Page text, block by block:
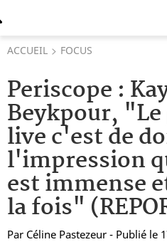
ACCUEIL FOCUS
Periscope :
Beykpour,
live c'est de
l'impression
est immense
la fois"
Par Céline Pastezeur - Publié le